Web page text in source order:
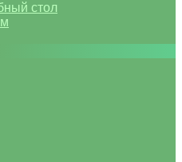
стол